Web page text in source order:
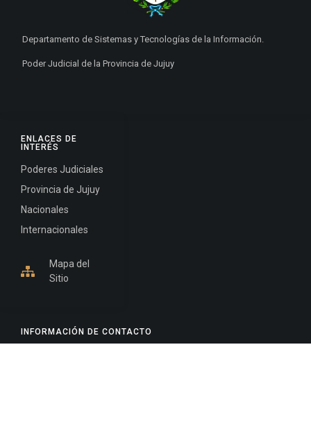
INFORMACIÓN DE CONTACTO
ENLACES DE
INTERÉS
Poderes Judiciales
Provincia de Jujuy
Nacionales
Internacionales
Mapa del
Sitio
Departamento de Sistemas y Tecnologías de la Información.
Poder Judicial de la Provincia de Jujuy